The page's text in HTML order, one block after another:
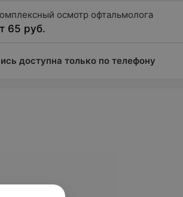
осмотр офтальмолога
65 руб.
доступна только по телефону